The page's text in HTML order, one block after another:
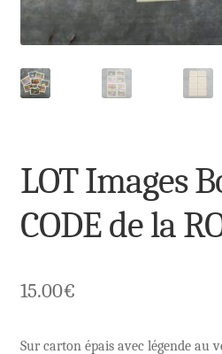
LOT Images
CODE de la
15.00€
Sur carton épais avec légende au